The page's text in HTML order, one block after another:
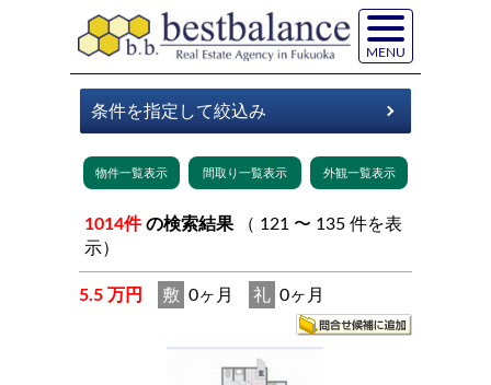
MENU
1014件 の検索結果
示）
5.5 万円 敷 0ヶ月 礼 0ヶ月